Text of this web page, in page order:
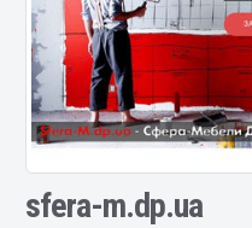
sfera-m.dp.ua